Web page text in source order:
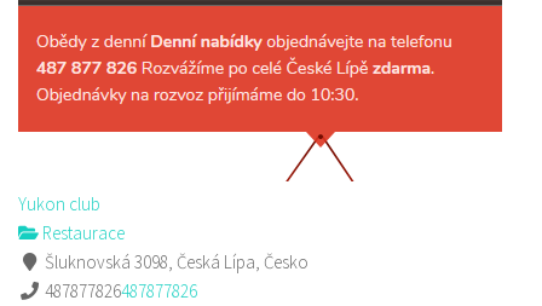
Yukon club
Restaurace
Šluknovská 3098, Česká Lípa, Česko
487877826487877826